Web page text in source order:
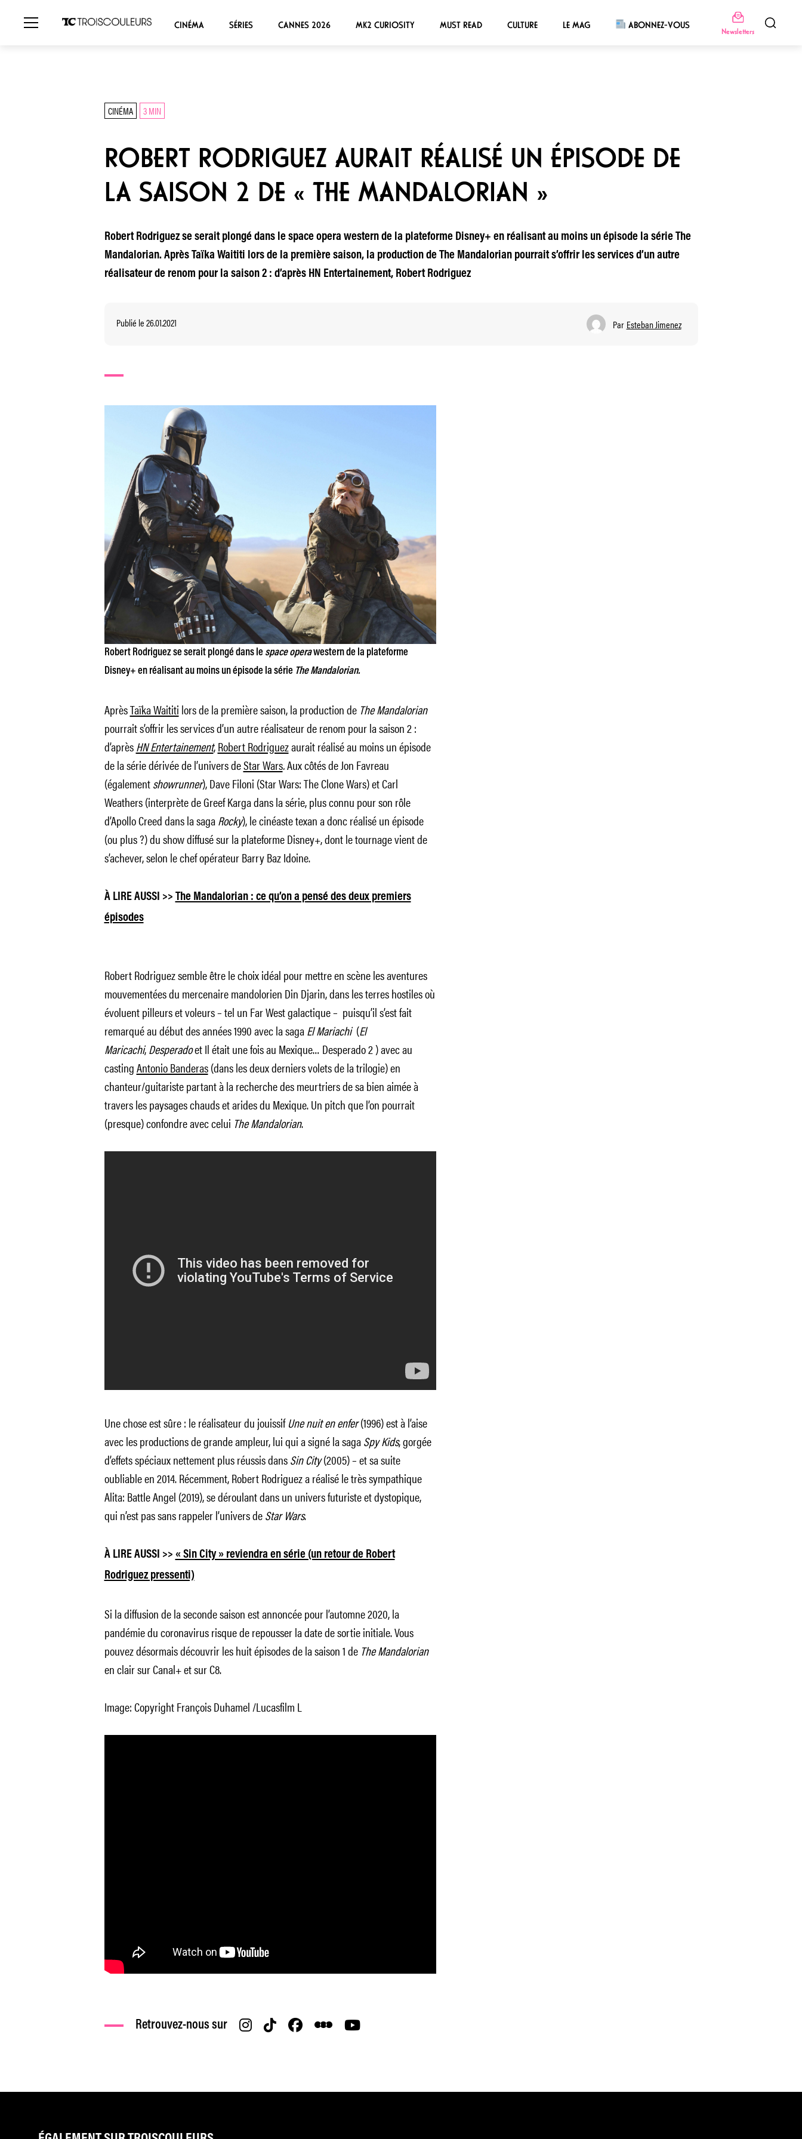
CINÉMA SÉRIES CANNES 2026 MK2 CURIOSITY MUST READ CULTURE LE MAG ABONNEZ-VOUS
Newsletters
CINÉMA 3 MIN
ROBERT RODRIGUEZ AURAIT RÉALISÉ UN ÉPISODE DE
LA SAISON 2 DE « THE MANDALORIAN »
Robert Rodriguez se serait plongé dans le space opera western de la plateforme Disney+ en réalisant au moins un épisode la série The
Mandalorian. Après Taïka Waititi lors de la première saison, la production de The Mandalorian pourrait s’offrir les services d’un autre
réalisateur de renom pour la saison 2 : d’après HN Entertainement, Robert Rodriguez
Publié le 26.01.2021 Par Esteban Jimenez
Robert Rodriguez se serait plongé dans le space operawestern de la plateforme
Disney+ en réalisant au moins un épisode la série The Mandalorian.
AprèsTaïka Waititi lors de la première saison, la production de The Mandalorian
pourrait s’offrir les services d’un autre réalisateur de renom pour la saison 2 :
d’aprèsHN Entertainement,Robert Rodriguezaurait réalisé au moins un épisode
de la série dérivée de l’univers deStar Wars.Aux côtés de Jon Favreau
(égalementshowrunner), Dave Filoni (Star Wars: The Clone Wars) et Carl
Weathers (interprète de Greef Karga dans la série, plus connu pour son rôle
d’Apollo Creed dans la sagaRocky), le cinéaste texan a donc réalisé un épisode
(ou plus ?) du show diffusé sur la plateforme Disney+, dont le tournage vient de
s’achever, selon le chef opérateurBarry Baz Idoine.
À LIRE AUSSI >> The Mandalorian : ce qu’on a pensé des deux premiers
épisodes
Robert Rodriguez semble être le choix idéal pour mettre en scène les aventures
mouvementées du mercenaire mandolorien Din Djarin, dans les terres hostiles où
évoluent pilleurs et voleurs – tel un Far West galactique – puisqu’il s’est fait
remarqué au début des années 1990 avec la sagaEl Mariachi(El
Maricachi,DesperadoetIl était une fois au Mexique… Desperado 2) avec au
castingAntonio Banderas(dans les deux derniers volets de la trilogie) en
chanteur/guitariste partant à la recherche des meurtriers de sa bien aimée à
travers les paysages chauds et arides du Mexique. Un pitch que l’on pourrait
(presque) confondre avec celui The Mandalorian.
Une chose est sûre : le réalisateur du jouissifUne nuit en enfer(1996) est à l’aise
avec les productions de grande ampleur, lui qui a signé la sagaSpyKids, gorgée
d’effets spéciaux nettement plus réussis dansSin City(2005) – et sa suite
oubliable en 2014. Récemment, Robert Rodriguez a réalisé le très sympathique
Alita: Battle Angel (2019), se déroulant dans un univers futuriste et dystopique,
qui n’est pas sans rappeler l’univers deStar Wars.
À LIRE AUSSI >> « Sin City » reviendra en série (un retour de Robert
Rodriguez pressenti)
Si la diffusion de la seconde saison est annoncée pour l’automne 2020, la
pandémie du coronavirus risque de repousser la date de sortie initiale. Vous
pouvez désormais découvrir les huit épisodes de la saison 1 de The Mandalorian
en clair sur Canal+ et sur C8.
Image: Copyright François Duhamel /Lucasfilm L
Retrouvez-nous sur